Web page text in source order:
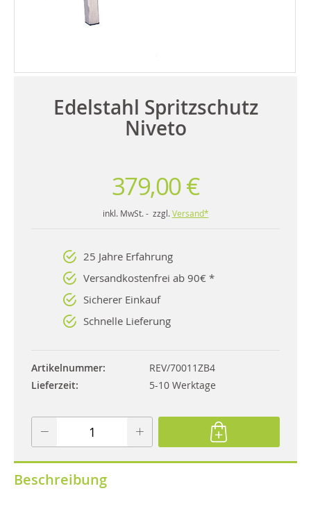
Edelstahl Spritzschutz
Niveto
379,00 €
inkl. MwSt. - zzgl. Versand*
25 Jahre Erfahrung
Versandkostenfrei ab 90€ *
Sicherer Einkauf
Schnelle Lieferung
Artikelnummer
REV/70011ZB4
Lieferzeit
5-10 Werktage
Beschreibung